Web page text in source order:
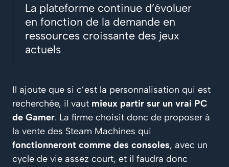
La plateforme continue d’évoluer
en fonction de la demande en
ressources croissante des jeux
actuels
Il ajoute que si c’est la personnalisation qui est
recherchée, il vaut mieux partir sur un vrai PC
de Gamer. La firme choisit donc de proposer à
la vente des Steam Machines qui
fonctionneront comme des consoles, avec un
cycle de vie assez court, et il faudra donc